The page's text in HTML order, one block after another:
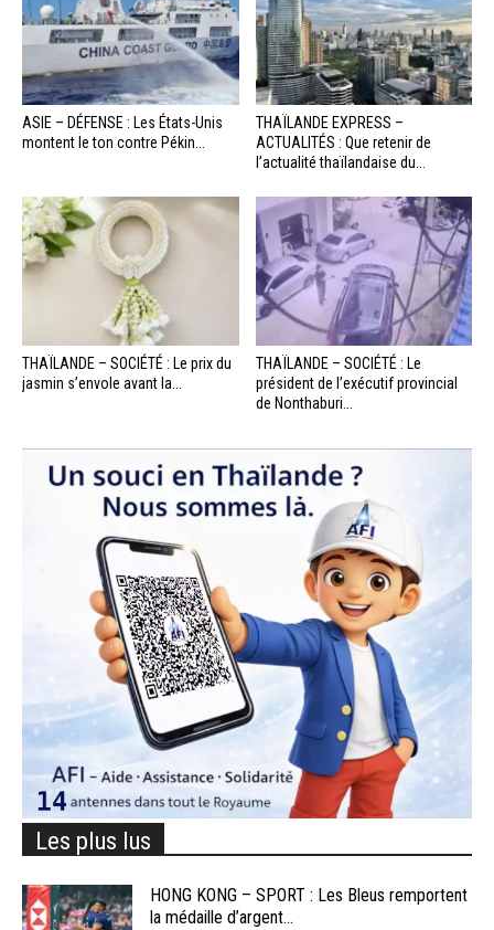
ASIE – DÉFENSE : Les États-Unis
montent le ton contre Pékin...
THAÏLANDE EXPRESS –
ACTUALITÉS : Que retenir de
l’actualité thaïlandaise du...
THAÏLANDE – SOCIÉTÉ : Le prix du
jasmin s’envole avant la...
THAÏLANDE – SOCIÉTÉ : Le
président de l’exécutif provincial
de Nonthaburi...
Les plus lus
HONG KONG – SPORT : Les Bleus remportent
la médaille d’argent...